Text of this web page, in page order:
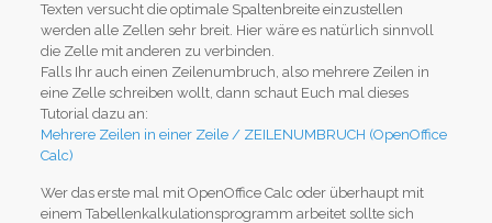
Texten versucht die optimale Spaltenbreite einzustellen
werden alle Zellen sehr breit. Hier wäre es natürlich sinnvoll
die Zelle mit anderen zu verbinden.
Falls Ihr auch einen Zeilenumbruch, also mehrere Zeilen in
eine Zelle schreiben wollt, dann schaut Euch mal dieses
Tutorial dazu an:
Mehrere Zeilen in einer Zeile / ZEILENUMBRUCH (OpenOffice
Calc)
Wer das erste mal mit OpenOffice Calc oder überhaupt mit
einem Tabellenkalkulationsprogramm arbeitet sollte sich